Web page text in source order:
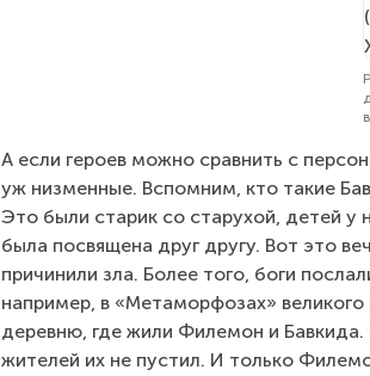
А если героев можно сравнить с
уж низменные. Вспомним, кто такие
Это были старик со старухой, детей у
была посвящена друг другу. Вот это
причинили зла. Более того, боги
например, в «Метаморфозах»
деревню, где жили Филемон и
жителей их не пустил. И только